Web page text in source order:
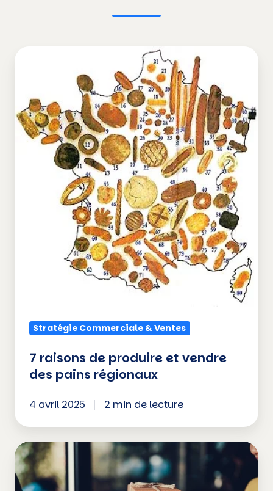
produire
et
vendre
régionaux
Stratégie Commerciale & Ventes
7 raisons de produire et vendre
des pains régionaux
4 avril 2025 2 min de lecture
Fêtes
de
fin